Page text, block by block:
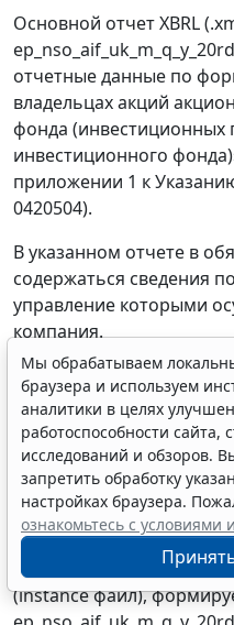
Основной отчет XBRL
отчетные данные по
владельцах акций
фонда (инвестиционных
инвестиционного
приложении 1 к
0420504).
В указанном отчете в
содержаться сведения
управление которыми
компания.
Дополнительные
основного архива,
отчетные данные по
в отдельности.
Каждый
следующую структуру:
- частный отчет XBRL
(instance файл),
Мы обрабатываем
браузера и используем
аналитики в целях
работоспособности сайта,
исследований и обзоров.
запретить обработку
настройках браузера.
ознакомьтесь с условиями